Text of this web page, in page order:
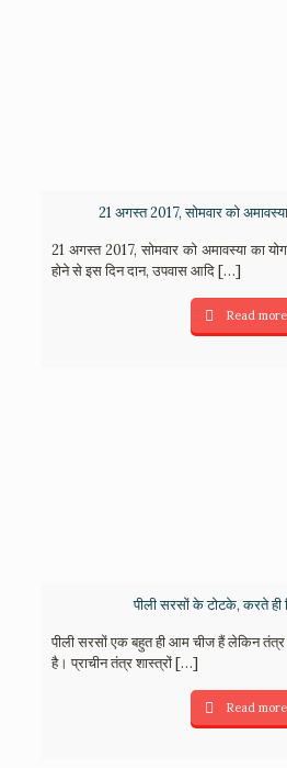
21 अगस्त 2017, सोमवार को
21 अगस्त 2017, सोमवार को अमावस्या का
होने से इस दिन दान, उपवास आदि[…]
Read more
पीली सरसों के टोटके, करते
पीली सरसों एक बहुत ही आम चीज हैं लेकिन तंत्र
है। प्राचीन तंत्र शास्त्रों[…]
Read more